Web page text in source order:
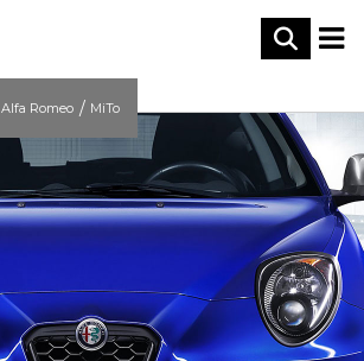
Alfa Romeo MiTo